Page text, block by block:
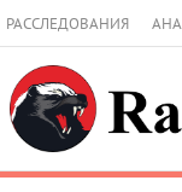
РАССЛЕДОВАНИЯ